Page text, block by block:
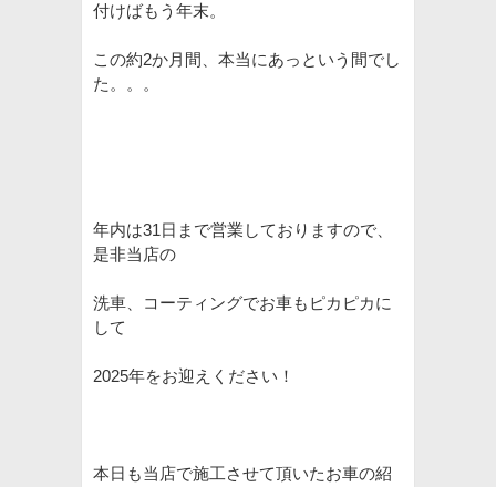
付けばもう年末。
この約2か月間、本当にあっという間でし
た。。。
年内は31日まで営業しておりますので、
是非当店の
洗車、コーティングでお車もピカピカに
して
2025年をお迎えください！
本日も当店で施工させて頂いたお車の紹